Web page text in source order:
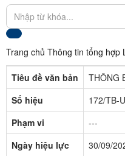
Trang chủ Thông tin tổng hợp
Tiêu đề văn bản
THÔNG
Số hiệu
172/TB-
Phạm vi
---
Ngày hiệu lực
30/09/